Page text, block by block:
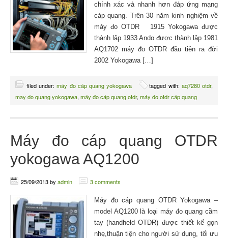
chính xác và nhanh hơn đáp ứng mạng
cáp quang. Trên 30 năm kinh nghiệm về
máy đo OTDR 1915 Yokogawa được
thành lập 1933 Ando được thành lập 1981
AQ1702 máy đo OTDR đầu tiên ra đời
2002 Yokogawa […]
filed under:máy đo cáp quang yokogawa tagged with: aq7280 otdr,
may do quang yokogawa, máy đo cáp quang otdr, máy đo otdr cáp quang
Máy đo cáp quang OTDR
yokogawa AQ1200
25/09/2013by admin 3 comments
Máy đo cáp quang OTDR Yokogawa –
model AQ1200 là loại máy đo quang cầm
tay (handheld OTDR) được thiết kế gọn
nhẹ,thuận tiện cho người sử dụng, tối ưu